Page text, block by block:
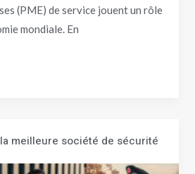
(PME) de service jouent un rôle
mondiale. En
meilleure société de sécurité